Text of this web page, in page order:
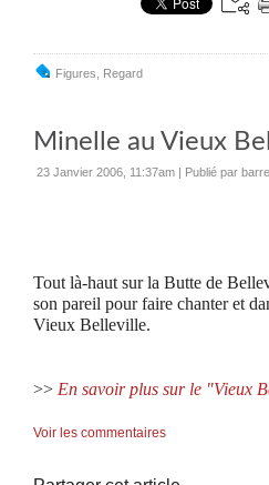
Figures Regard
Minelle au Vieux
23 Janvier 2006, 11:37am | Publié par
Tout là-haut sur la Butte de
son pareil pour faire chanter et
Vieux Belleville.
>> En savoir plus sur le "Vieux
Voir les commentaires